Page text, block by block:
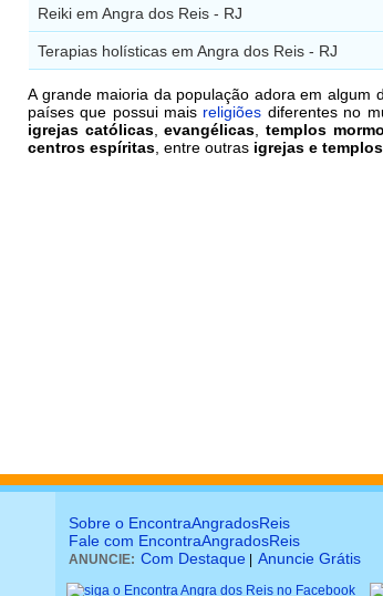
Reiki em Angra dos Reis - RJ
Terapias holísticas em Angra dos Reis - RJ
A grande maioria da população adora em algum
países que possui mais religiões diferentes no
igrejas católicas,evangélicas ,templos
centros espíritas , entre outras igrejas e templos
Sobre o EncontraAngradosReis
Fale com EncontraAngradosReis
ANUNCIE: Com Destaque Anuncie Grátis